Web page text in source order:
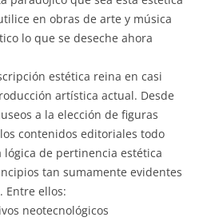
en obras de arte y música
lo que se deseche ahora
estética reina en casi
artística actual. Desde
a la elección de figuras
contenidos editoriales todo
de pertinencia estética
tan sumamente evidentes
Entre ellos:
neotecnológicos